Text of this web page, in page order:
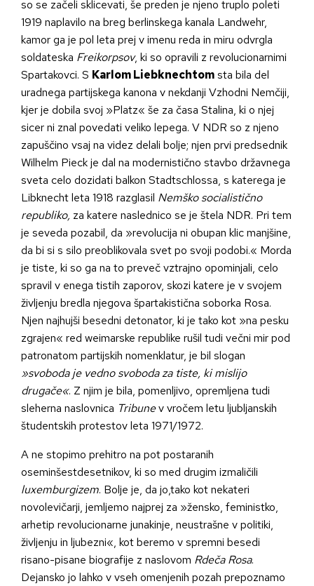
so se začeli sklicevati, še preden je njeno truplo poleti
1919 naplavilo na breg berlinskega kanala Landwehr,
kamor ga je pol leta prej v imenu reda in miru odvrgla
soldateska Freikorpsov, ki so opravili z revolucionarnimi
Spartakovci. S Karlom Liebknechtomsta bila del
uradnega partijskega kanona v nekdanji Vzhodni Nemčiji,
kjer je dobila svoj »Platz« še za časa Stalina, ki o njej
sicer ni znal povedati veliko lepega. V NDR so z njeno
zapuščino vsaj na videz delali bolje; njen prvi predsednik
Wilhelm Pieck je dal na modernistično stavbo državnega
sveta celo dozidati balkon Stadtschlossa, s katerega je
Libknecht leta 1918 razglasil Nemško socialistično
republiko, za katere naslednico se je štela NDR. Pri tem
je seveda pozabil, da »revolucija ni obupan klic manjšine,
da bi si s silo preoblikovala svet po svoji podobi.« Morda
je tiste, ki so ga na to preveč vztrajno opominjali, celo
spravil v enega tistih zaporov, skozi katere je v svojem
življenju bredla njegova špartakistična soborka Rosa.
Njen najhujši besedni detonator, ki je tako kot »na pesku
zgrajen« red weimarske republike rušil tudi večni mir pod
patronatom partijskih nomenklatur, je bil slogan
»svoboda je vedno svoboda za tiste, ki mislijo
drugače«. Z njim je bila, pomenljivo, opremljena tudi
sleherna naslovnica Tribunev vročem letu ljubljanskih
študentskih protestov leta 1971/1972.
A ne stopimo prehitro na pot postaranih
oseminšestdesetnikov, ki so med drugim izmaličili
luxemburgizem. Bolje je, da jo,tako kot nekateri
novolevičarji, jemljemo najprej za »žensko, feministko,
arhetip revolucionarne junakinje, neustrašne v politiki,
življenju in ljubezni«, kot beremo v spremni besedi
risano-pisane biografije z naslovom Rdeča Rosa.
Dejansko jo lahko v vseh omenjenih pozah prepoznamo